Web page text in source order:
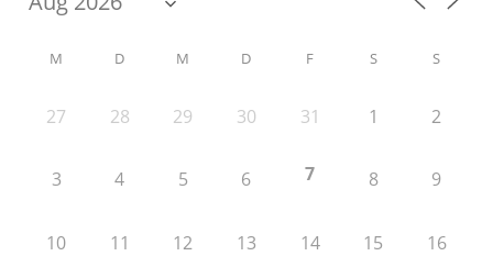
M D M D F S S
27 28 29 30 31 1 2
3 4 5 6 7 8 9
10 11 12 13 14 15 16